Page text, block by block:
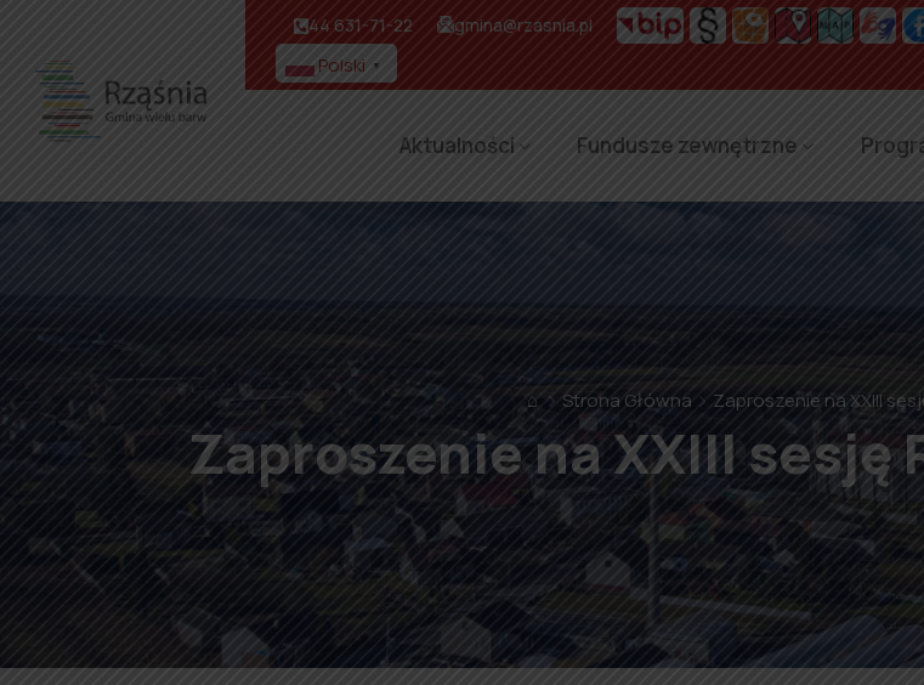
44 631-71-22 gmina@rzasnia.pl
Polski ▼
Aktualności Fundusze zewnętrzne
⌂ Strona Główna Zaproszenie na XXIII
Zaproszenie na XXIII sesję